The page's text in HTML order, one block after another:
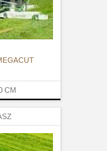
CM